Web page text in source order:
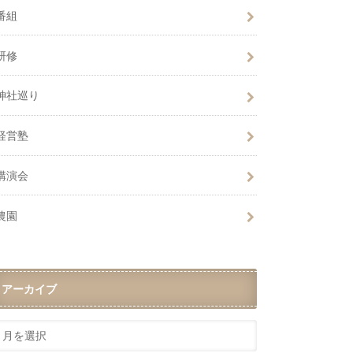
組
修
社巡り
営塾
演会
園
アーカイブ